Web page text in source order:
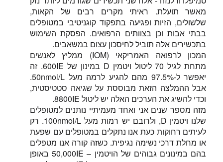
מאשר תועלת. ראיתי מקרים רבים של הקאות,
שלשולים, הזיות ופגיעה בתפקוד קוגניטיבי במטופלים
בבתי אבות וכן בצוותים הרפואים. הפסקת השימוש
בתכשירים אלה תוביל לחיסכון עצום במשאבים.
המכון לרפואה האמריקאי (IOM) ממליץ לאנשים
מתחת לגיל 70 ליטול ויטמין D במינון של 600IE. זה
יאפשר ל-97.5% מהם להגיע לרמה מעל 50nmol/L.
אבל ההמלצה הזאת מבוססת על שגיאה סטטיסטית,
וכדי להשיג את הערכים האלה יש ליטול 8800IE.
מזה מספר שנים אני ואחד מעמיתיי נותנים למטופלים
שלנו ויטמין D, ולרובם יש רמות מעל 100nmol/L. רק
לעיתים רחוקות כעת אנו נתקלים במטופלים עם שפעת
או מחלת דרכי נשימה נגיפית. כשזה קורה אנו מטפלים
בהם במינונים גבוהים של הויטמין – 50,000IE באופן